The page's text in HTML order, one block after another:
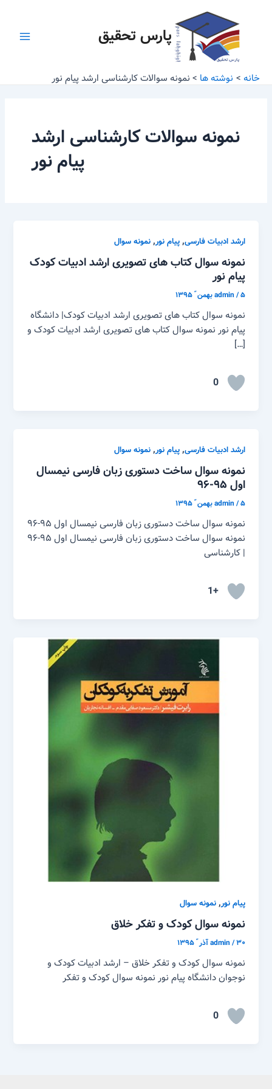
پارس تحقیق
خانه نوشته ها نمونه سوالات کارشناسی ارشد پیام نور
نمونه سوالات کارشناسی ارشد
پیام نور
ارشد ادبیات فارسی,پیام نور,نمونه سوال
نمونه سوال کتاب های تصویری ارشد ادبیات کودک
پیام نور
admin/۵ بهمن ّ ۱۳۹۵
نمونه سوال کتاب های تصویری ارشد ادبیات کودک| دانشگاه
پیام نور نمونه سوال کتاب های تصویری ارشد ادبیات کودک و
[…]
0
ارشد ادبیات فارسی,پیام نور,نمونه سوال
نمونه سوال ساخت دستوری زبان فارسی نیمسال
اول ۹۵-۹۶
admin/۵ بهمن ّ ۱۳۹۵
نمونه سوال ساخت دستوری زبان فارسی نیمسال اول ۹۵-۹۶
نمونه سوال ساخت دستوری زبان فارسی نیمسال اول ۹۵-۹۶
| کارشناسی
+1
پیام نور,نمونه سوال
نمونه سوال کودک و تفکر خلاق
admin/۳۰ آذر ّ ۱۳۹۵
نمونه سوال کودک و تفکر خلاق – ارشد ادبیات کودک و
نوجوان دانشگاه پیام نور نمونه سوال کودک و تفکر
0